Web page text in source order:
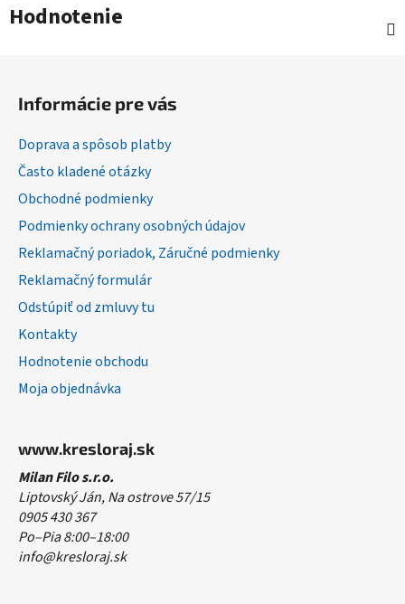
Hodnotenie
Informácie pre vás
Doprava a spôsob platby
Často kladené otázky
Obchodné podmienky
Podmienky ochrany osobných údajov
Reklamačný poriadok, Záručné podmienky
Reklamačný formulár
Odstúpiť od zmluvy tu
Kontakty
Hodnotenie obchodu
Moja objednávka
www.kresloraj.sk
Milan Filo s.r.o.
Liptovský Ján, Na ostrove 57/15
0905 430 367
Po–Pia 8:00–18:00
info@kresloraj.sk